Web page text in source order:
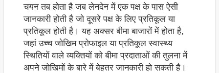
चयन तब होता है जब लेनदेन में एक पक्ष के पास ऐसी
जानकारी होती है जो दूसरे पक्ष के लिए प्रतिकूल या
प्रतिकूल होती है। यह अक्सर बीमा बाजारों में होता है,
जहां उच्च जोखिम प्रोफाइल या प्रतिकूल स्वास्थ्य
स्थितियों वाले व्यक्तियों को बीमा प्रदाताओं की तुलना में
अपने जोखिमों के बारे में बेहतर जानकारी हो सकती है।